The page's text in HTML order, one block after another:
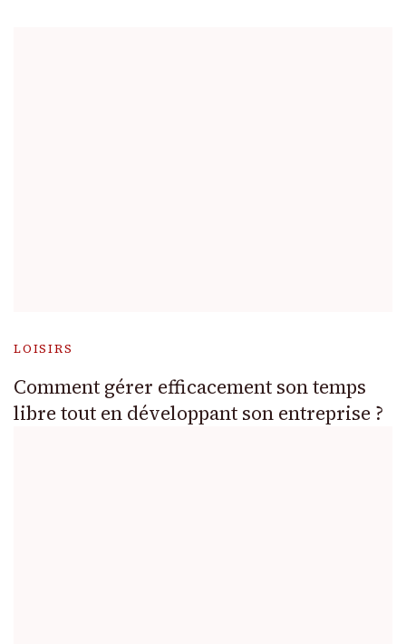
LOISIRS
Comment gérer efficacement son temps
libre tout en développant son entreprise ?